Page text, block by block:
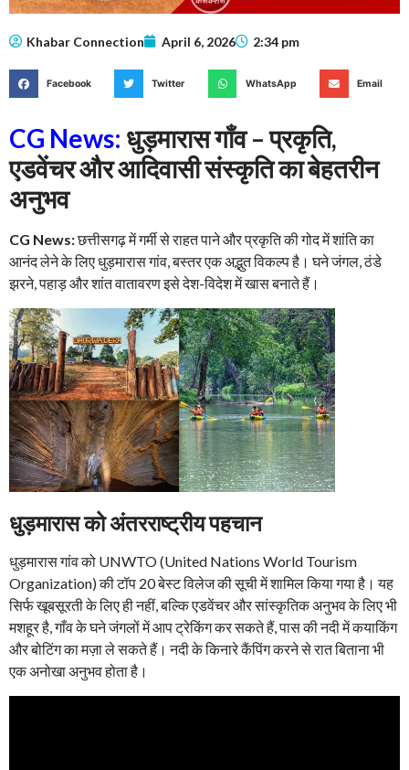
Khabar Connection April 6, 2026 2:34 pm
Facebook Twitter WhatsApp Email
CG News: धुड़मारास गाँव – प्रकृति,
एडवेंचर और आदिवासी संस्कृति का बेहतरीन
अनुभव
CG News:छत्तीसगढ़ में गर्मी से राहत पाने और प्रकृति की गोद में शांति का
आनंद लेने के लिए धुड़मारास गांव, बस्तर एक अद्भुत विकल्प है। घने जंगल, ठंडे
झरने, पहाड़ और शांत वातावरण इसे देश-विदेश में खास बनाते हैं।
धुड़मारास को अंतरराष्ट्रीय पहचान
धुड़मारास गांव को UNWTO (United Nations World Tourism
Organization) की टॉप 20 बेस्ट विलेज की सूची में शामिल किया गया है। यह
सिर्फ खूबसूरती के लिए ही नहीं, बल्कि एडवेंचर और सांस्कृतिक अनुभव के लिए भी
मशहूर है, गाँव के घने जंगलों में आप ट्रेकिंग कर सकते हैं, पास की नदी में कयाकिंग
और बोटिंग का मज़ा ले सकते हैं। नदी के किनारे कैंपिंग करने से रात बिताना भी
एक अनोखा अनुभव होता है।